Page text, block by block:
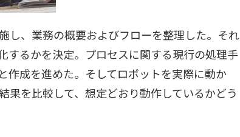
し、業務の概要およびフローを整理した。それ
するかを決定。プロセスに関する現行の処理手
作成を進めた。そしてロボットを実際に動か
果を比較して、想定どおり動作しているかどう